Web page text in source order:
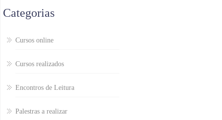
Categorias
Cursos online
Cursos realizados
Encontros de Leitura
Palestras a realizar